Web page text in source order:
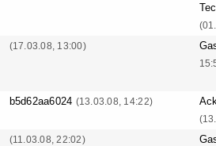
(17.03.08, 13:00)
b5d62aa6024 (13.03.08, 14:22)
(11.03.08, 22:02)